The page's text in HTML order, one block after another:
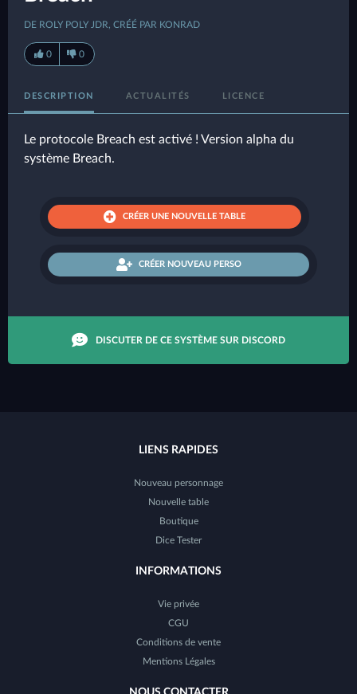
DE ROLY POLY JDR, CRÉÉ PAR KONRAD
0 0
DESCRIPTION ACTUALITÉS LICENCE
Le protocole Breach est activé ! Version alpha du
système Breach.
CRÉER UNE NOUVELLE TABLE
CRÉER NOUVEAU PERSO
DISCUTER DE CE SYSTÈME SUR DISCORD
LIENS RAPIDES
Nouveau personnage
Nouvelle table
Boutique
Dice Tester
INFORMATIONS
Vie privée
CGU
Conditions de vente
Mentions Légales